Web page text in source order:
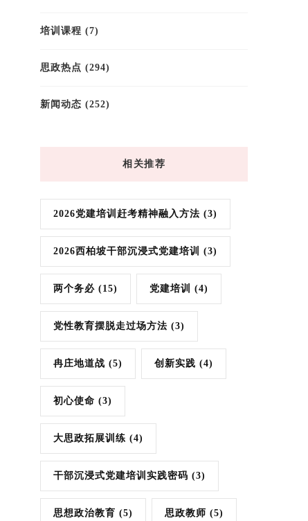
培训课程 (7)
思政热点 (294)
新闻动态 (252)
相关推荐
2026党建培训赶考精神融入方法 (3)
2026西柏坡干部沉浸式党建培训 (3)
两个务必 (15) 党建培训 (4)
党性教育摆脱走过场方法 (3)
冉庄地道战 (5) 创新实践 (4)
初心使命 (3)
大思政拓展训练 (4)
干部沉浸式党建培训实践密码 (3)
思想政治教育 (5) 思政教师 (5)